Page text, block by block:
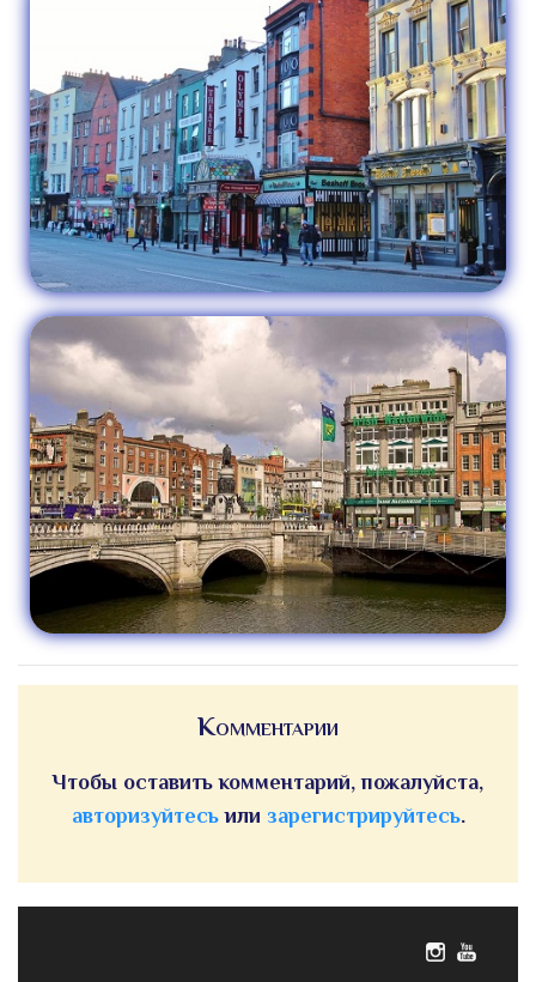
Комментарии
Чтобы оставить комментарий, пожалуйста,
авторизуйтесьили зарегистрируйтесь.